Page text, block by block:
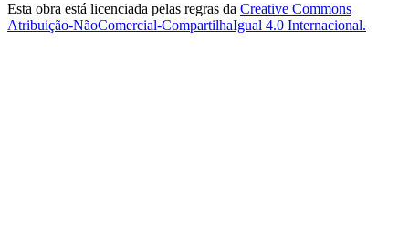
Esta obra está licenciada pelas regras da Creative Commons
Atribuição-NãoComercial-CompartilhaIgual 4.0 Internacional.